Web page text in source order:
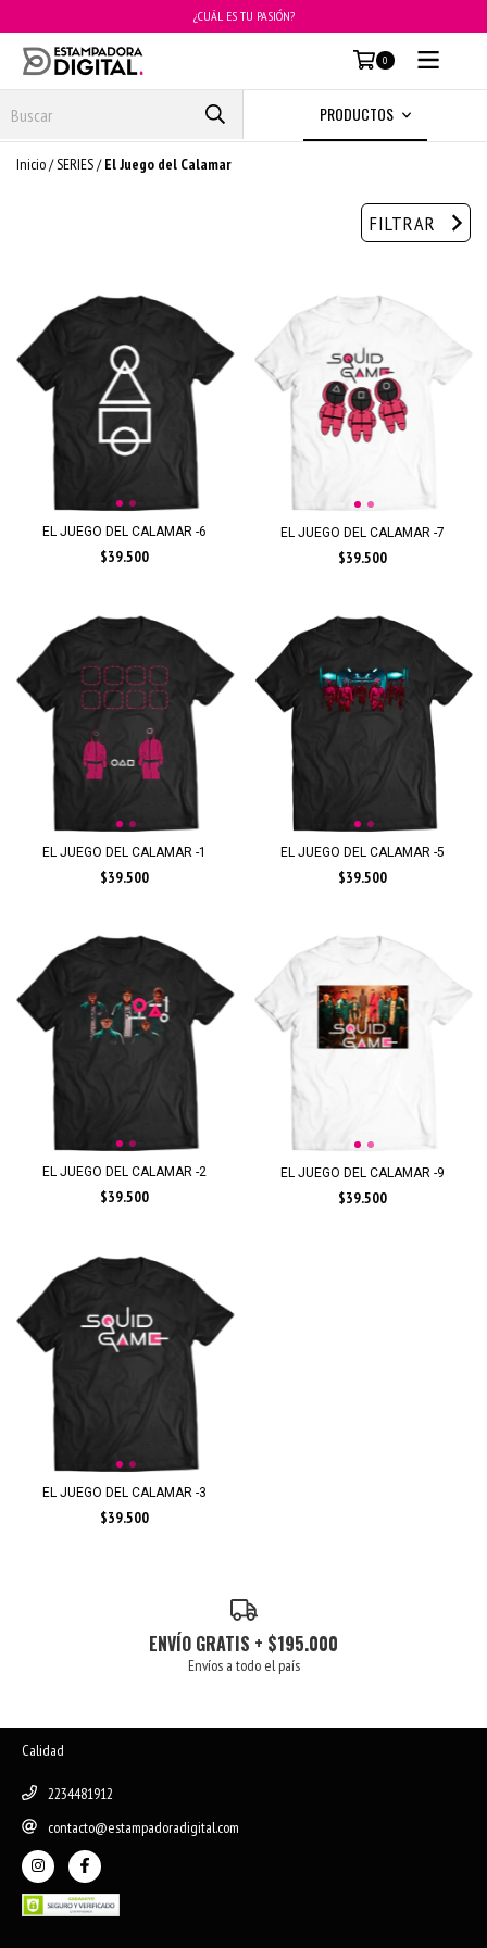
¿CUÁL ES TU PASIÓN?
0
PRODUCTOS
Inicio/SERIES/ El Juego del Calamar
FILTRAR
EL JUEGO DEL CALAMAR -6
$39.500
EL JUEGO DEL CALAMAR -7
$39.500
EL JUEGO DEL CALAMAR -1
$39.500
EL JUEGO DEL CALAMAR -5
$39.500
EL JUEGO DEL CALAMAR -2
$39.500
EL JUEGO DEL CALAMAR -9
$39.500
EL JUEGO DEL CALAMAR -3
$39.500
ENVÍO GRATIS + $195.000
Envíos a todo el país
Calidad
2234481912
contacto@estampadoradigital.com